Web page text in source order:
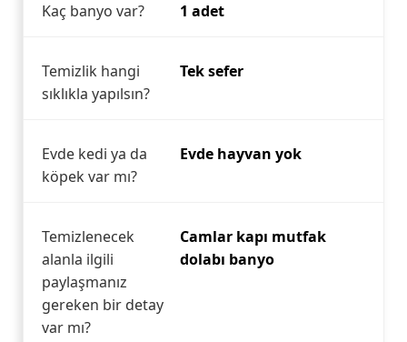
Kaç banyo var? 1 adet
Temizlik hangi
sıklıkla yapılsın?
Tek sefer
Evde kedi ya da
köpek var mı?
Evde hayvan yok
Temizlenecek
alanla ilgili
paylaşmanız
gereken bir detay
var mı?
Camlar kapı mutfak
dolabı banyo